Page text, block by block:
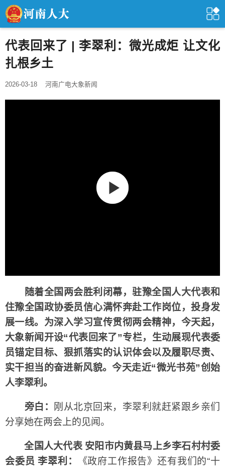
代表回来了 | 李翠利：微光成炬 让文化
扎根乡土
2026-03-18 河南广电大象新闻
随着全国两会胜利闭幕，驻豫全国人大代表和
住豫全国政协委员信心满怀奔赴工作岗位，投身发
展一线。为深入学习宣传贯彻两会精神，今天起，
大象新闻开设“代表回来了”专栏，生动展现代表委
员锚定目标、狠抓落实的认识体会以及履职尽责、
实干担当的奋进新风貌。今天走近“微光书苑”创始
人李翠利。
旁白：
刚从北京回来，李翠利就赶紧跟乡亲们
分享她在两会上的见闻。
全国人大代表 安阳市内黄县马上乡李石村村委
会委员 李翠利：
《政府工作报告》还有我们的“十